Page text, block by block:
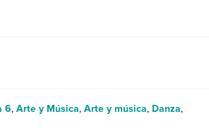
6, Arte y Música, Arte y música, Danza,